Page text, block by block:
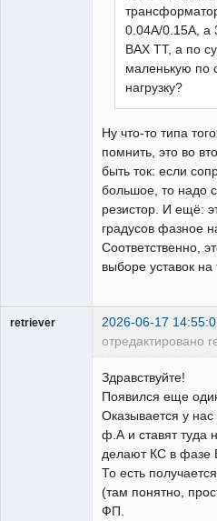
0.04А/0.15А, а
ВАХ ТТ, а по
маленькую по
нагрузку?
Ну что-то типа
помнить, это во
быть ток: если
большое, то надо
резистор. И ещё:
градусов фазное
Соответственно,
выборе уставок на
retriever 2026-06-17
отредактировано
Здравствуйте!
Появился еще
Оказывается у
ф.А и ставят
делают КС в фазе
То есть
(там понятно,
ФП.